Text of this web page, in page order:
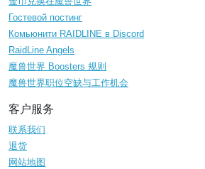
Гостевой постинг
Комьюнити RAIDLINE в Discord
RaidLine Angels
魔兽世界 Boosters 规则
魔兽世界职位空缺与工作机会
客户服务
联系我们
退货
网站地图